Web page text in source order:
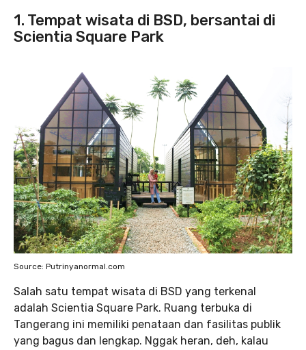
1. Tempat wisata di BSD, bersantai di
Scientia Square Park
Source: Putrinyanormal.com
Salah satu tempat wisata di BSD yang terkenal
adalah Scientia Square Park. Ruang terbuka di
Tangerang ini memiliki penataan dan fasilitas publik
yang bagus dan lengkap. Nggak heran, deh, kalau